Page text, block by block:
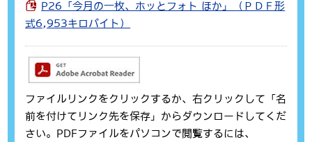
P26「今月の一枚、ホッとフォト ほか」（ＰＤＦ形
式6,953キロバイト）
ファイルリンクをクリックするか、右クリックして「名
前を付けてリンク先を保存」からダウンロードしてくだ
さい。PDFファイルをパソコンで閲覧するには、